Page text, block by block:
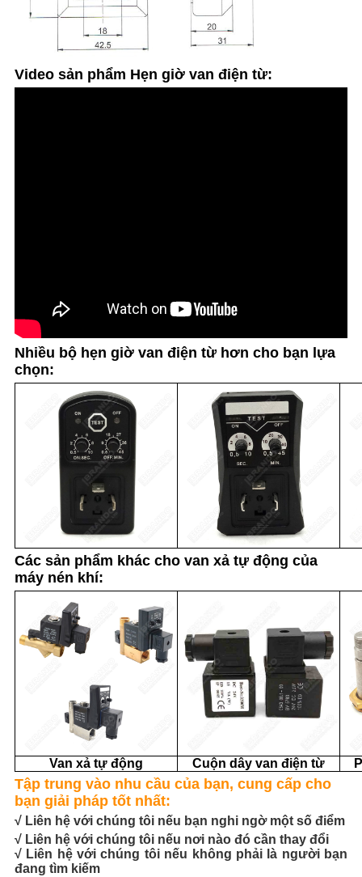
Video sản phẩm Hẹn giờ van điện từ:
Nhiều bộ hẹn giờ van điện từ hơn cho bạn lựa
chọn:
Các sản phẩm khác cho van xả tự động của
máy nén khí:
Van xả tự động Cuộn dây van điện từ
Tập trung vào nhu cầu của bạn, cung cấp cho
bạn giải pháp tốt nhất:
√ Liên hệ với chúng tôi nếu bạn nghi ngờ một số điểm
√ Liên hệ với chúng tôi nếu nơi nào đó cần thay đổi
√ Liên hệ với chúng tôi nếu không phải là người bạn
đang tìm kiếm